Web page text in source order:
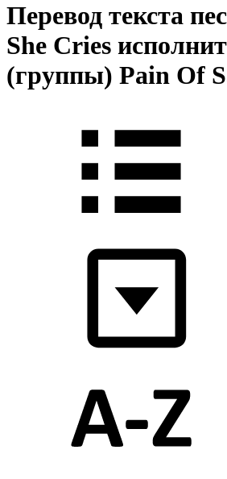
Перевод текста
She Cries
(группы) Pain Of